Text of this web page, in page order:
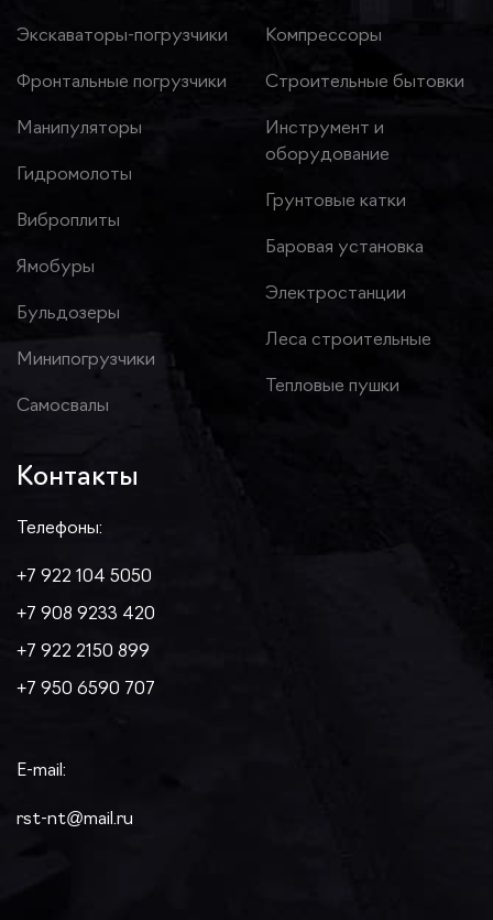
Экскаваторы-погрузчики
Фронтальные погрузчики
Манипуляторы
Гидромолоты
Виброплиты
Ямобуры
Бульдозеры
Минипогрузчики
Самосвалы
Компрессоры
Строительные бытовки
Инструмент и
оборудование
Грунтовые катки
Баровая установка
Электростанции
Леса строительные
Тепловые пушки
Контакты
Телефоны:
+7 922 104 5050
+7 908 9233 420
+7 922 2150 899
+7 950 6590 707
E-mail:
rst-nt@mail.ru